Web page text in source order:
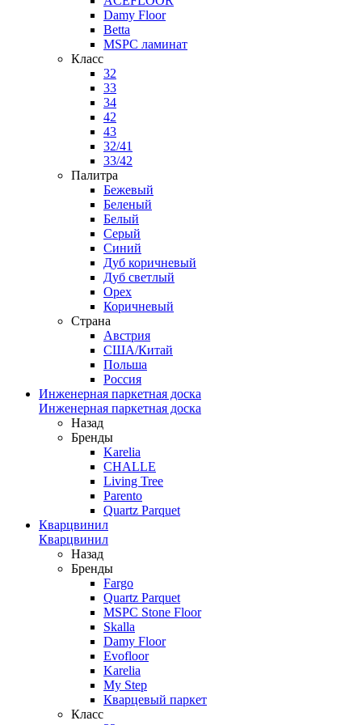
Damy Floor
Betta
MSPC ламинат
Класс
32
33
34
42
43
32/41
33/42
Палитра
Бежевый
Беленый
Белый
Серый
Синий
Дуб коричневый
Дуб светлый
Орех
Коричневый
Страна
Австрия
США/Китай
Польша
Россия
Инженерная паркетная доска
Инженерная паркетная доска
Назад
Бренды
Karelia
CHALLE
Living Tree
Parento
Quartz Parquet
Кварцвинил
Кварцвинил
Назад
Бренды
Fargo
Quartz Parquet
MSPC Stone Floor
Skalla
Damy Floor
Evofloor
Karelia
My Step
Кварцевый паркет
Класс